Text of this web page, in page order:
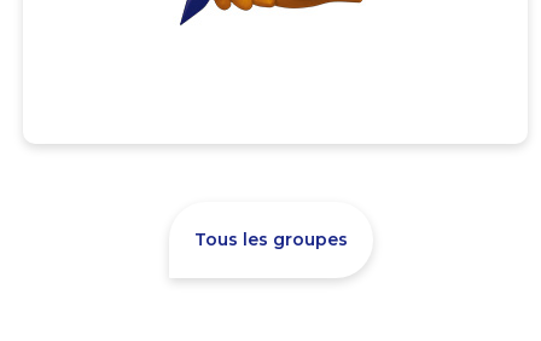
Tous les groupes